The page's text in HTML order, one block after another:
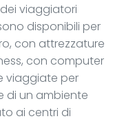
viaggiatori
disponibili per
con attrezzature
con computer
viaggiate per
di un ambiente
ai centri di